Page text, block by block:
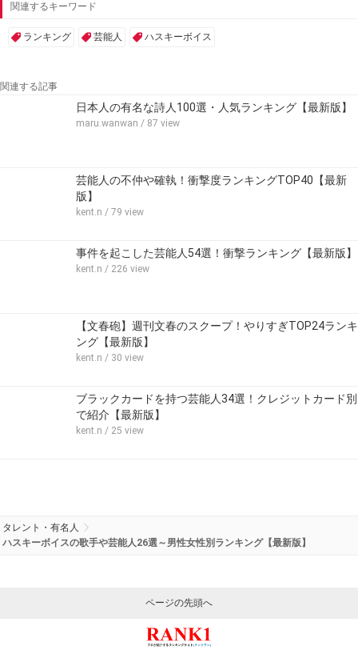
関連するキーワード
ランキング 芸能人 ハスキーボイス
関連する記事
日本人の有名な詩人100選・人気ランキング【最新版】
maru.wanwan / 87 view
芸能人の不仲や確執！衝撃度ランキングTOP40【最新
版】
kent.n / 79 view
事件を起こした芸能人54選！衝撃ランキング【最新版】
kent.n / 226 view
【文春砲】週刊文春のスクープ！やりすぎTOP24ランキ
ング【最新版】
kent.n / 30 view
ブラックカードを持つ芸能人34選！クレジットカード別
で紹介【最新版】
kent.n / 25 view
タレント・有名人
ハスキーボイスの歌手や芸能人26選～男性女性別ランキング【最新版】
ページの先頭へ